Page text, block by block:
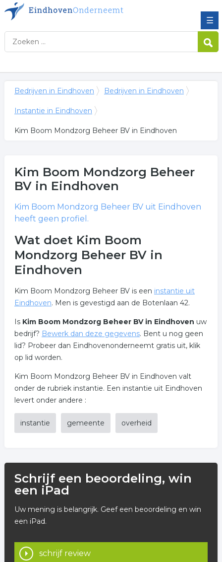
☰
Bedrijven in Eindhoven Bedrijven in Eindhoven
Instantie in Eindhoven
Kim Boom Mondzorg Beheer BV in Eindhoven
Kim Boom Mondzorg Beheer
BVin Eindhoven
Kim Boom Mondzorg Beheer BVuit Eindhoven
heeft geen profiel.
Wat doet Kim Boom
Mondzorg Beheer BV in
Eindhoven
Kim Boom Mondzorg Beheer BV is een instantie uit
Eindhoven. Men is gevestigd aan de Botenlaan 42.
Is Kim Boom Mondzorg Beheer BV in Eindhoven uw
bedrijf? Bewerk dan deze gegevens. Bent u nog geen
lid? Probeer dan Eindhovenonderneemt gratis uit, klik
op lid worden.
Kim Boom Mondzorg Beheer BV in Eindhoven valt
onder de rubriek instantie. Een instantie uit Eindhoven
levert onder andere :
instantie gemeente overheid
Schrijf een beoordeling, win
een iPad
Uw mening is belangrijk. Geef een beoordeling en win
een iPad.
schrijf review